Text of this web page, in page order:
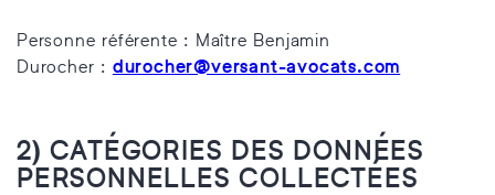
Personne référente : Maître Benjamin
Durocher : durocher@versant-avocats.com
2)CATÉGORIES DES DONNÉES
PERSONNELLES COLLECTÉES